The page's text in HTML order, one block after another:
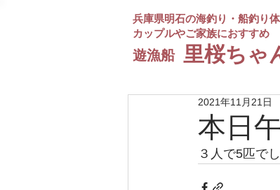
兵庫県明石の海釣り・船釣り
カップルやご家族におすすめ
遊漁船 里桜ちゃ
本日
2021年11月21日
３人で5匹で